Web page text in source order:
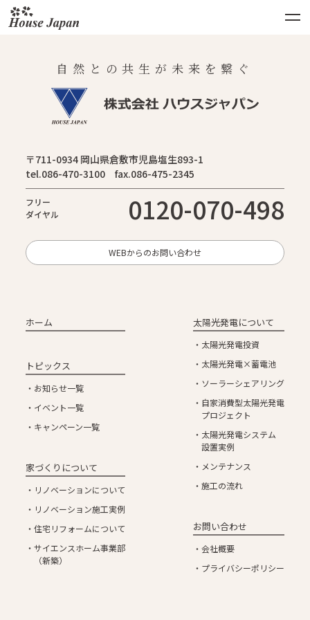
自然との共生が未来を繋ぐ
〒711-0934 岡山県倉敷市児島塩生893-1
tel.086-470-3100 fax.086-475-2345
フリー
ダイヤル
0120-070-498
WEBからのお問い合わせ
ホーム
トピックス
お知らせ一覧
イベント一覧
キャンペーン一覧
家づくりについて
リノベーションについて
リノベーション施工実例
住宅リフォームについて
サイエンスホーム事業部
（新築）
太陽光発電について
太陽光発電投資
太陽光発電×蓄電池
ソーラーシェアリング
自家消費型太陽光発電
プロジェクト
太陽光発電システム
設置実例
メンテナンス
施工の流れ
お問い合わせ
会社概要
プライバシーポリシー